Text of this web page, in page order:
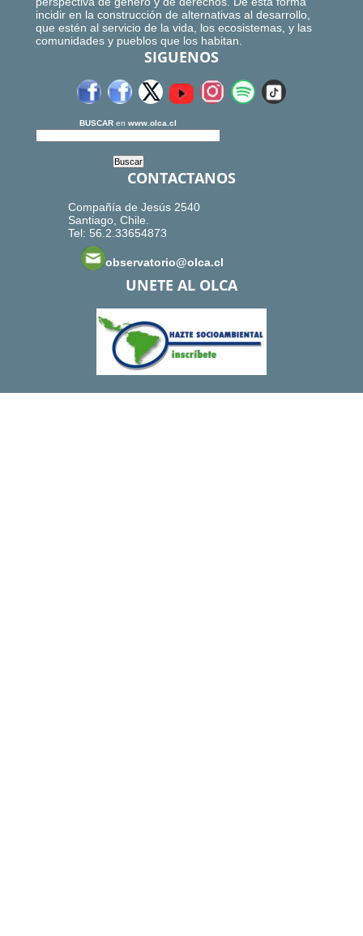
incidir en la construcción de alternativas al desarrollo,
que estén al servicio de la vida, los ecosistemas, y las
comunidades y pueblos que los habitan.
SIGUENOS
BUSCAR en www.olca.cl
CONTACTANOS
Compañía de Jesús 2540
Santiago, Chile.
Tel: 56.2.33654873
observatorio@olca.cl
UNETE AL OLCA